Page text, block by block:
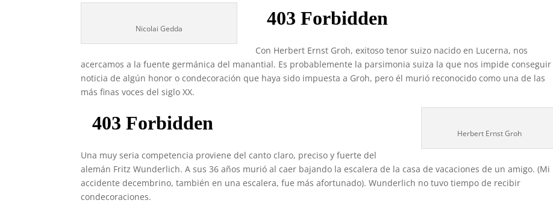
Nicolai Gedda
Con Herbert Ernst Groh, exitoso tenor suizo nacido en Lucerna, nos
acercamos a la fuente germánica del manantial. Es probablemente la parsimonia suiza la que nos impide conseguir
noticia de algún honor o condecoración que haya sido impuesta a Groh, pero él murió reconocido como una de las
más finas voces del siglo XX.
Herbert Ernst Groh
Una muy seria competencia proviene del canto claro, preciso y fuerte del
alemán Fritz Wunderlich. A sus 36 años murió al caer bajando la escalera de la casa de vacaciones de un amigo. (Mi
accidente decembrino, también en una escalera, fue más afortunado). Wunderlich no tuvo tiempo de recibir
condecoraciones.